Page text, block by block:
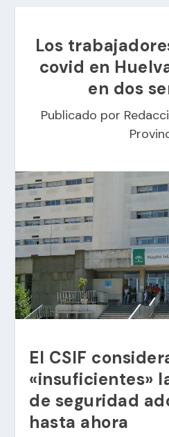
Los
covid en
en dos
Publicado por
El CSIF
«insuficientes»
de seguridad
hasta ahora